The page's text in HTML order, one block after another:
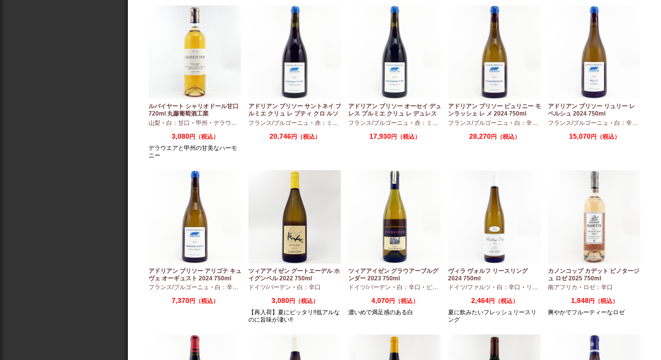
ルバイヤート シャリオドール甘口
720ml 丸藤葡萄酒工業
山梨・ 白：甘口 ・ 甲州 ・ デラウエア
3,080円（税込）
デラウエアと甲州の甘美なハーモ
ニー
アドリアン ブリソー サントネイ プ
ルミエ クリュ レ プティ クロ ルソ
ー 2024 750ml
フランス/ブルゴーニュ ・ 赤：ミディアムボディ ・ピノノワール
20,746円（税込）
アドリアン ブリソー オーセイ デュ
レス プルミエ クリュ レ デュレス
2024 750ml
フランス/ブルゴーニュ ・ 赤：ミディアムボディ ・ピノノワール
17,930円（税込）
アドリアン ブリソー ピュリニー モ
ンラッシェ レ メ 2024 750ml
フランス/ブルゴーニュ ・ 白：辛口 シャルドネ
28,270円（税込）
アドリアン ブリソー リュリー レ
ペルシュ 2024 750ml
フランス/ブルゴーニュ ・ 白：辛口
15,070円（税込）
アドリアン ブリソー アリゴテ キュ
ヴェ オーギュスト 2024 750ml
フランス/ブルゴーニュ ・ 白：辛口 アリゴテ
7,370円（税込）
ツィアアイゼン グートエーデル ホ
イグンベル 2022 750ml
ドイツ/バーデン ・ 白：辛口
3,080円（税込）
【再入荷】夏にピッタリ!!低アルな
のに旨味が凄い!!
ツィアアイゼン グラウアーブルグ
ンダー 2023 750ml
ドイツ/バーデン ・ 白：辛口 ・ ピノグリ
4,070円（税込）
濃いめで満足感のある白
ヴィラ ヴォルフ リースリング
2024 750ml
ドイツ/ファルツ ・ 白：辛口 ・ リースリング
2,464円（税込）
夏に飲みたいフレッシュリースリ
ング
カノンコップ カデット ピノタージ
ュ ロゼ 2025 750ml
南アフリカ ・ ロゼ：辛口
1,848円（税込）
爽やかでフルーティーなロゼ